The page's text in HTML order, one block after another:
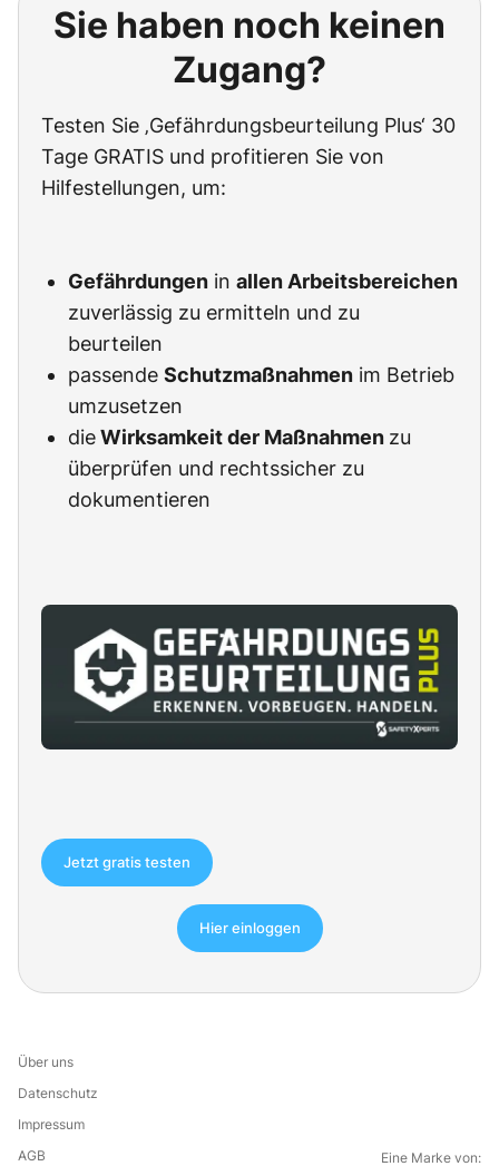
Sie haben noch keinen
Zugang?
Testen Sie ‚Gefährdungsbeurteilung Plus‘ 30
Tage GRATIS und profitieren Sie von
Hilfestellungen, um:
Gefährdungen in allen Arbeitsbereichen
zuverlässig zu ermitteln und zu
beurteilen
passende Schutzmaßnahmen im Betrieb
umzusetzen
dieWirksamkeit der Maßnahmen zu
überprüfen und rechtssicher zu
dokumentieren
Jetzt gratis testen
Hier einloggen
Über uns
Datenschutz
Impressum
AGB
Eine Marke von: